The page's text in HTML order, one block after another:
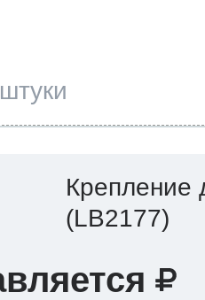
Крепление
(LB2177)